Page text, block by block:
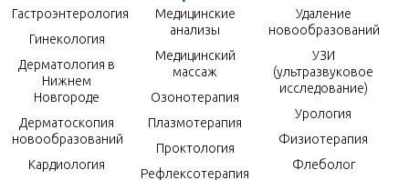
Гастроэнтерология
Гинекология
Дерматология в
Нижнем
Новгороде
Дерматоскопия
новообразований
Кардиология
Медицинские
анализы
Медицинский
массаж
Озонотерапия
Плазмотерапия
Проктология
Рефлексотерапия
Удаление
новообразований
УЗИ
(ультразвуковое
исследование)
Урология
Физиотерапия
Флеболог